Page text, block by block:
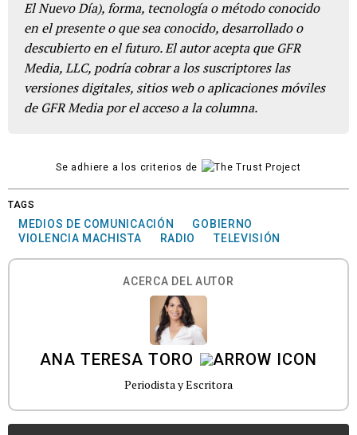
El Nuevo Día), forma, tecnología o método conocido
en el presente o que sea conocido, desarrollado o
descubierto en el futuro. El autor acepta que GFR
Media, LLC, podría cobrar a los suscriptores las
versiones digitales, sitios web o aplicaciones móviles
de GFR Media por el acceso a la columna.
Se adhiere a los criterios de
TAGS
MEDIOS DE COMUNICACIÓN
GOBIERNO
VIOLENCIA MACHISTA
RADIO TELEVISIÓN
ACERCA DEL AUTOR
ANA TERESA TORO
Periodista y Escritora